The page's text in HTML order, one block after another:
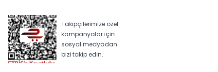
Takipçilerimize özel
kampanyalar için
sosyal medyadan
bizi takip edin.